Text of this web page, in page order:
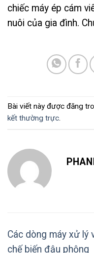
chiếc máy ép cám
nuôi của gia đình.
Bài viết này được đăng
kết thường trực.
Các dòng máy xử lý
chế biến đậu phộng